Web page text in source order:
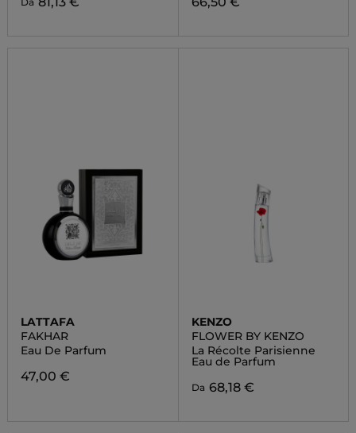
LATTAFA
FAKHAR
Eau De Parfum
47,00 €
KENZO
FLOWER BY KENZO
La Récolte Parisienne
Eau de Parfum
Da 68,18 €